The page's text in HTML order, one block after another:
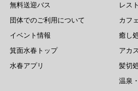
無料送迎バス
団体でのご利用について
イベント情報
箕面水春トップ
水春アプリ
レス
カフェ
癒し
アカ
髪切
温泉